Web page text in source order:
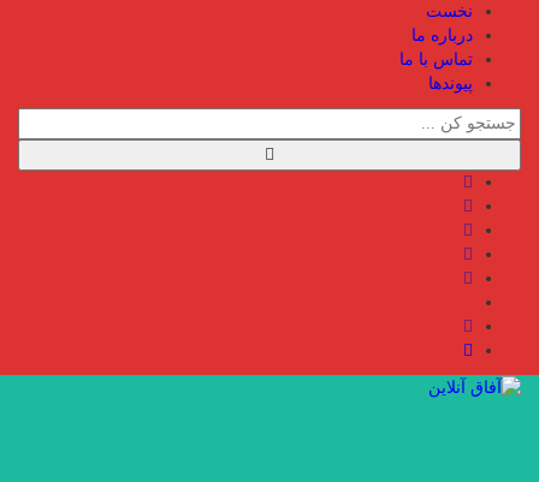
نخست
درباره ما
تماس با ما
پیوندها